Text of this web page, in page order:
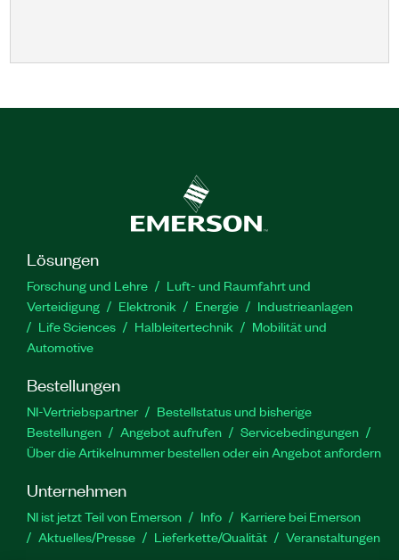
Lösungen
Forschung und Lehre
Luft- und Raumfahrt und
Verteidigung
Elektronik Energie
Industrieanlagen
Life Sciences
Halbleitertechnik
Mobilität und
Automotive
Bestellungen
NI-Vertriebspartner
Bestellstatus und bisherige
Bestellungen
Angebot aufrufen
Servicebedingungen
Über die Artikelnummer bestellen oder ein Angebot anfordern
Unternehmen
NI ist jetzt Teil von Emerson Info
Karriere bei Emerson
Aktuelles/Presse
Lieferkette/Qualität Veranstaltungen